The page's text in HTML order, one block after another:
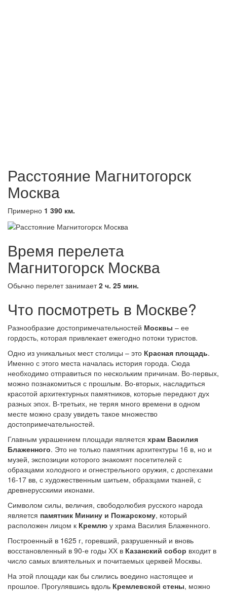
Расстояние Магнитогорск
Москва
Примерно 1 390 км.
Время перелета
Магнитогорск Москва
Обычно перелет занимает2 ч. 25 мин.
Что посмотреть в Москве?
Разнообразие достопримечательностей Москвы – ее
гордость, которая привлекает ежегодно потоки туристов.
Одно из уникальных мест столицы – это Красная площадь.
Именно с этого места началась история города. Сюда
необходимо отправиться по нескольким причинам. Во-первых,
можно познакомиться с прошлым. Во-вторых, насладиться
красотой архитектурных памятников, которые передают дух
разных эпох. В-третьих, не теряя много времени в одном
месте можно сразу увидеть такое множество
достопримечательностей.
Главным украшением площади является храм Василия
Блаженного. Это не только памятник архитектуры 16 в, но и
музей, экспозиции которого знакомят посетителей с
образцами холодного и огнестрельного оружия, с доспехами
16-17 вв, с художественным шитьем, образцами тканей, с
древнерусскими иконами.
Символом силы, величия, свободолюбия русского народа
является памятник Минину и Пожарскому, который
расположен лицом к Кремлю у храма Василия Блаженного.
Построенный в 1625 г, горевший, разрушенный и вновь
восстановленный в 90-е годы ХХ в Казанский собор входит в
число самых влиятельных и почитаемых церквей Москвы.
На этой площади как бы слились воедино настоящее и
прошлое. Прогулявшись вдоль Кремлевской стены, можно